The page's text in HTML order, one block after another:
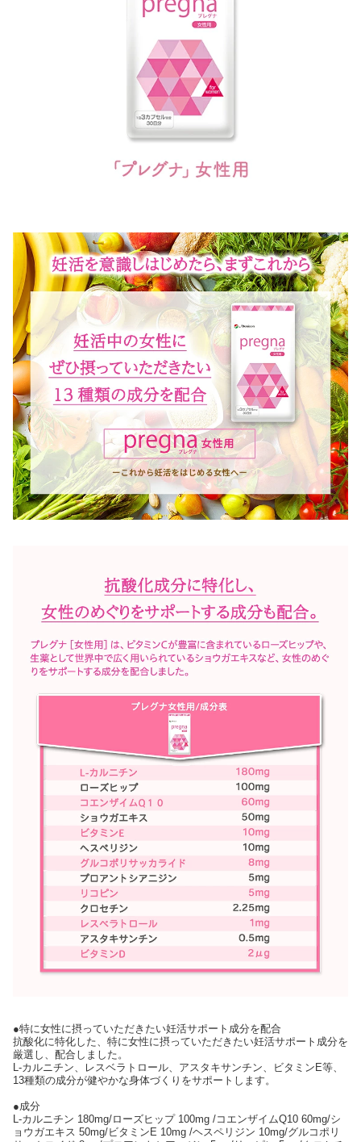
●特に女性に摂っていただきたい妊活サポート成分を配合
抗酸化に特化した、特に女性に摂っていただきたい妊活サポート成分を
厳選し、配合しました。
L-カルニチン、レスベラトロール、アスタキサンチン、ビタミンE等、
13種類の成分が健やかな身体づくりをサポートします。
●成分
L-カルニチン 180mg/ローズヒップ 100mg /コエンザイムQ10 60mg/シ
ョウガエキス 50mg/ビタミンE 10mg /ヘスペリジン 10mg/グルコポリ